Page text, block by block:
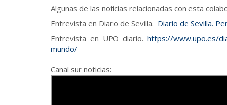
Algunas de las noticias relacionadas con esta
Entrevista en Diario de Sevilla. Diario de Sevilla.
Entrevista en UPO diario. https://www.upo.es/
mundo/
Canal sur noticias: